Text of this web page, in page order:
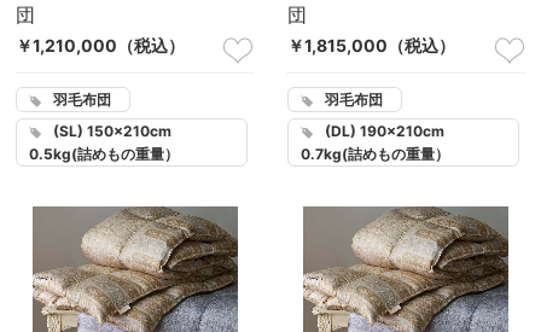
団
￥1,210,000 （税込）
羽毛布団
(SL) 150×210cm
0.5kg(詰めもの重量）
団
￥1,815,000 （税込）
羽毛布団
(DL) 190×210cm
0.7kg(詰めもの重量）